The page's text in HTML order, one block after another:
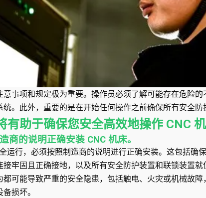
意事项和规定极为重要。操作员必须了解可能存在危险的
。此外，重要的是在开始任何操作之前确保所有安全防
有助于确保您安全高效地操作 CNC 机
商的说明正确安装 CNC 机床。
运行，必须按照制造商的说明进行正确安装。这包括确
接牢固且正确接地，以及所有安全防护装置和联锁装置
都可能导致严重的安全隐患，包括触电、火灾或机械故障
损坏。